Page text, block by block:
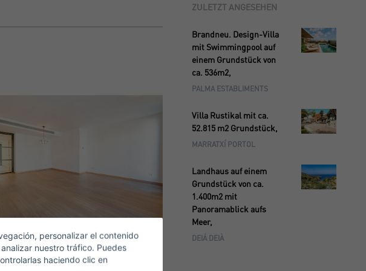
ZULETZT ANGESEHEN
Brandneu. Design-Villa
mit Swimmingpool auf
einem Grundstück von
ca. 536m2,
PALMA ESTABLIMENTS
Villa Rustikal mit ca.
52.815 m2 Grundstück,
MARRATXÍ PORTOL
Landhaus auf einem
Grundstück von ca.
1.400m2 mit
Panoramablick aufs
Meer,
DEIÁ DEIÀ
personalizar el contenido
nuestro tráfico. Puedes
haciendo clic en